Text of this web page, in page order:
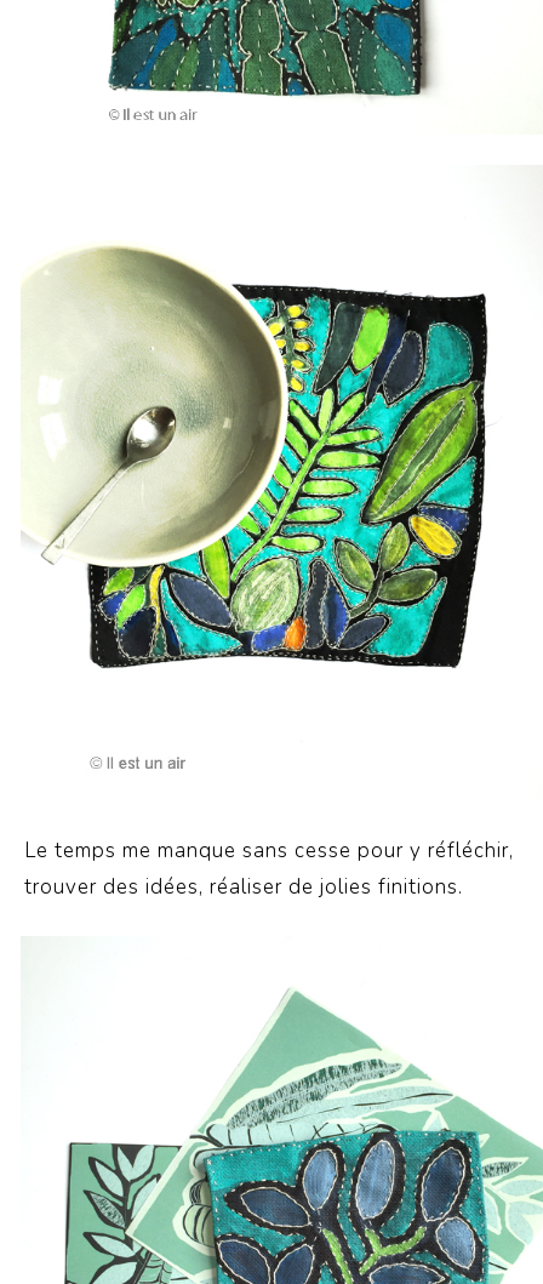
Le temps me manque sans cesse pour y réfléchir,
trouver des idées, réaliser de jolies finitions.